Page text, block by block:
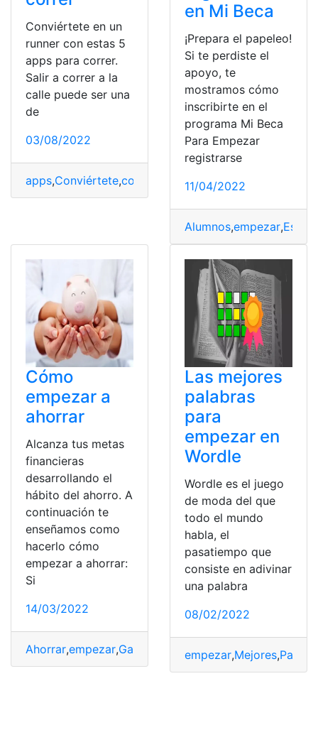
Conviértete en un
runner con estas 5
apps para correr.
Salir a correr a la
calle puede ser una
de
03/08/2022
apps,Conviértete,corres empezar runner
en Mi Beca
¡Prepara el papeleo!
Si te perdiste el
apoyo, te
mostramos cómo
inscribirte en el
programa Mi Beca
Para Empezar
registrarse
11/04/2022
Alumnos,empezar,
Cómo
empezar a
ahorrar
Alcanza tus metas
financieras
desarrollando el
hábito del ahorro. A
continuación te
enseñamos como
hacerlo cómo
empezar a ahorrar:
Si
14/03/2022
Ahorrar,empezar,Gastos Ingresos, Organizar
Las mejores
palabras
para
empezar en
Wordle
Wordle es el juego
de moda del que
todo el mundo
habla, el
pasatiempo que
consiste en adivinar
una palabra
08/02/2022
empezar,Mejores,